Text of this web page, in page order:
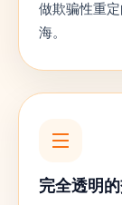
做欺骗性重
海。
完全透明